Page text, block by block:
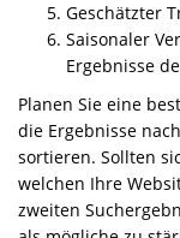
Geschätzter
Saisonaler
Ergebnisse
Planen Sie eine
die Ergebnisse
sortieren. Sollten
welchen Ihre
zweiten